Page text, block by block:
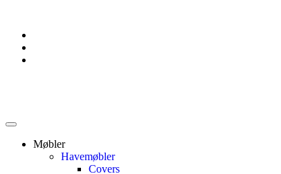
Møbler
Havemøbler
Covers